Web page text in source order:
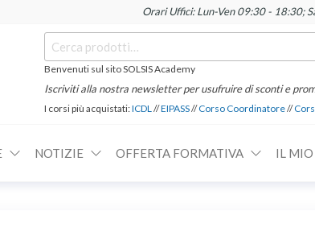
Orari Uffici: Lun-Ven 09:30 - 18:30;
Cerca:
Benvenuti sul sito SOLSIS Academy
Iscriviti alla nostra newsletter per usufruire di sconti e
I corsi più acquistati:ICDL//EIPASS//Corso Coordinatore//
NOTIZIE OFFERTA FORMATIVA IL MIO